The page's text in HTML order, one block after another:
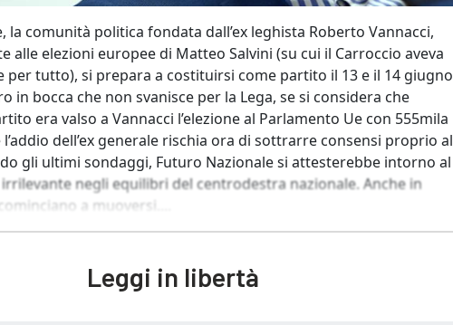
la comunità politica fondata dall’ex leghista Roberto Vannacci,
alle elezioni europee di Matteo Salvini (su cui il Carroccio aveva
per tutto), si prepara a costituirsi come partito il 13 e il 14 giugno
in bocca che non svanisce per la Lega, se si considera che
era valso a Vannacci l’elezione al Parlamento Ue con 555mila
dell’ex generale rischia ora di sottrarre consensi proprio al
gli ultimi sondaggi, Futuro Nazionale si attesterebbe intorno al
negli equilibri del centrodestra nazionale. Anche in
a muoversi....
Leggi in libertà